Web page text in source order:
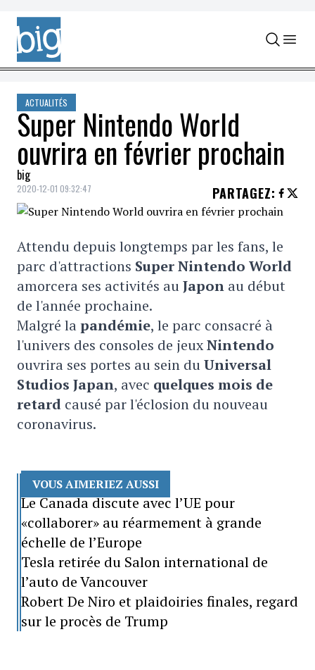
Skip to content
ACTUALITÉS
Super Nintendo World
ouvrira en février prochain
big
2020-12-01 09:32:47 PARTAGEZ:
Attendu depuis longtemps par les fans, le
parc d'attractions Super Nintendo World
amorcera ses activités auJapon au début
de l'année prochaine.
Malgré lapandémie, le parc consacré à
l'univers des consoles de jeuxNintendo
ouvrira ses portes au sein duUniversal
Studios Japan, avec quelques mois de
retard causé par l'éclosion du nouveau
coronavirus.
VOUS AIMERIEZ AUSSI
Le Canada discute avec l’UE pour
«collaborer» au réarmement à grande
échelle de l’Europe
Tesla retirée du Salon international de
l’auto de Vancouver
Robert De Niro et plaidoiries finales, regard
sur le procès de Trump